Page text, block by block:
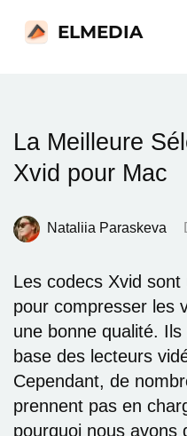
ELMEDIA
La Meilleure
Xvid pour Mac
Nataliia Paraskeva
Les codecs Xvid
pour compresser les
une bonne qualité.
base des lecteurs
Cependant, de
prennent pas en
pourquoi nous avons